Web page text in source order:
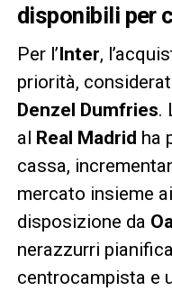
disponibili per
Per l’Inter,
priorità,
Denzel Dumfries.
al Real Madrid ha
cassa,
mercato insieme
disposizione da
nerazzurri
centrocampista e